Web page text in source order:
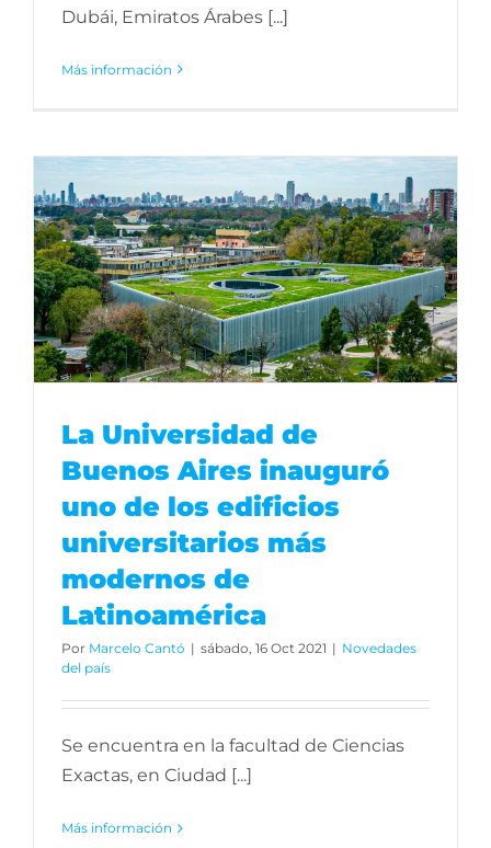
Dubái, Emiratos Árabes [...]
Más información
La Universidad de
Buenos Aires inauguró
uno de los edificios
universitarios más
modernos de
Latinoamérica
Por Marcelo Cantó | sábado, 16 Oct 2021 | Novedades
del país
Se encuentra en la facultad de Ciencias
Exactas, en Ciudad [...]
Más información